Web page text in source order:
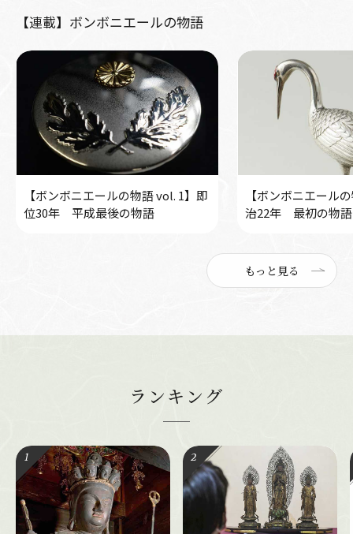
【連載】ボンボニエールの物語
【ボンボニエールの物語 vol. 1】即
位30年 平成最後の物語
【ボンボニエール
治22年 最初の物語
もっと見る
ランキング